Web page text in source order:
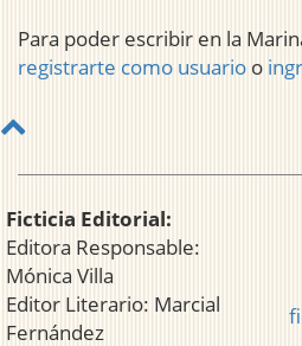
Para poder escribir en la
registrarte como usuario o
Ficticia Editorial:
Editora Responsable:
Mónica Villa
Editor Literario: Marcial
Fernández